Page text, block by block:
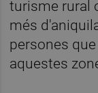
turisme rural
més
persones
aquestes